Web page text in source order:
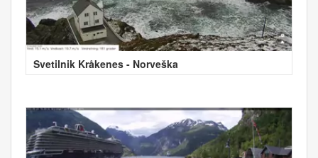
Svetilnik Kråkenes - Norveška